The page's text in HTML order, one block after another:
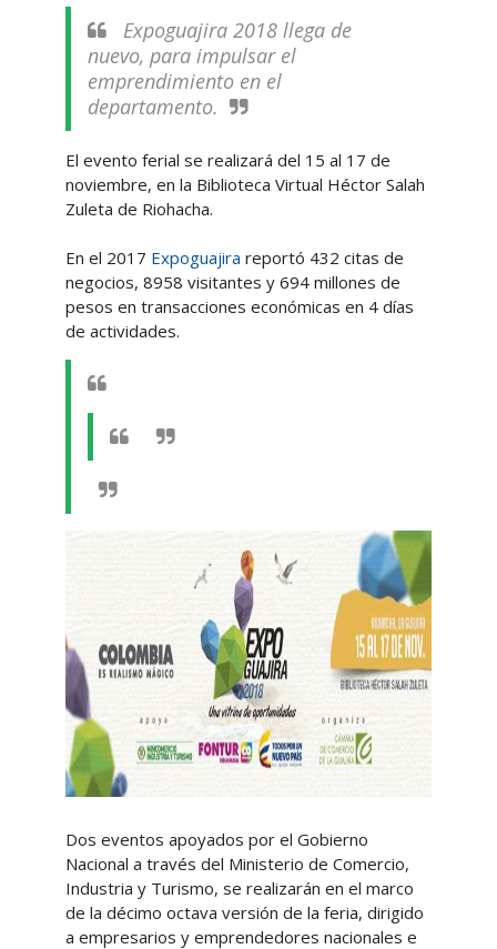
Expoguajira 2018 llega de
nuevo, para impulsar el
emprendimiento en el
departamento.
El evento ferial se realizará del 15 al 17 de
noviembre, en la Biblioteca Virtual Héctor Salah
Zuleta de Riohacha.
En el 2017 Expoguajira reportó 432 citas de
negocios, 8958 visitantes y 694 millones de
pesos en transacciones económicas en 4 días
de actividades.
Dos eventos apoyados por el Gobierno
Nacional a través del Ministerio de Comercio,
Industria y Turismo, se realizarán en el marco
de la décimo octava versión de la feria, dirigido
a empresarios y emprendedores nacionales e